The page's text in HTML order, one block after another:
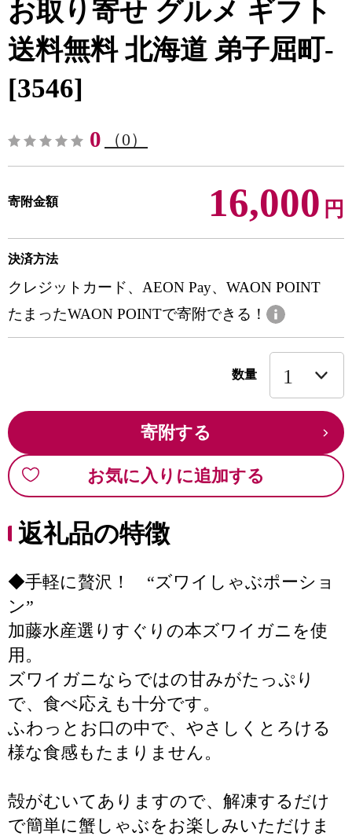
お取り寄せ グルメ ギフト
送料無料 北海道 弟子屈町-
[3546]
0 （0）
寄附金額 16,000 円
決済方法
クレジットカード、AEON Pay、WAON POINT
たまったWAON POINTで寄附できる！
数量
寄附する
お気に入りに追加する
返礼品の特徴
◆手軽に贅沢！ “ズワイしゃぶポーショ
ン”
加藤水産選りすぐりの本ズワイガニを使
用。
ズワイガニならではの甘みがたっぷり
で、食べ応えも十分です。
ふわっとお口の中で、やさしくとろける
様な食感もたまりません。
殻がむいてありますので、解凍するだけ
で簡単に蟹しゃぶをお楽しみいただけま